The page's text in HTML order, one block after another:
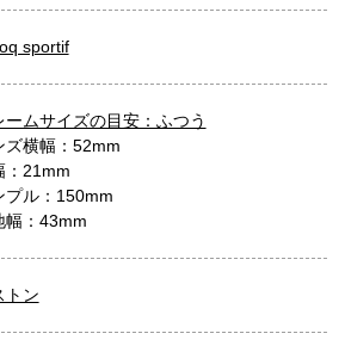
sportif
ームサイズの目安：ふつう
ズ横幅：52mm
：21mm
プル：150mm
幅：43mm
トン